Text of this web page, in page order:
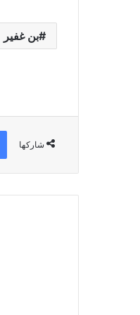
بن غفير
شاركها